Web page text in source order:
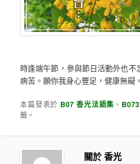
時逢端午節，參與節日活動外也
病苦。願你我身心豐足，健康無礙。
本篇發表於 B07 香光法語集 、
籤。
關於 香光